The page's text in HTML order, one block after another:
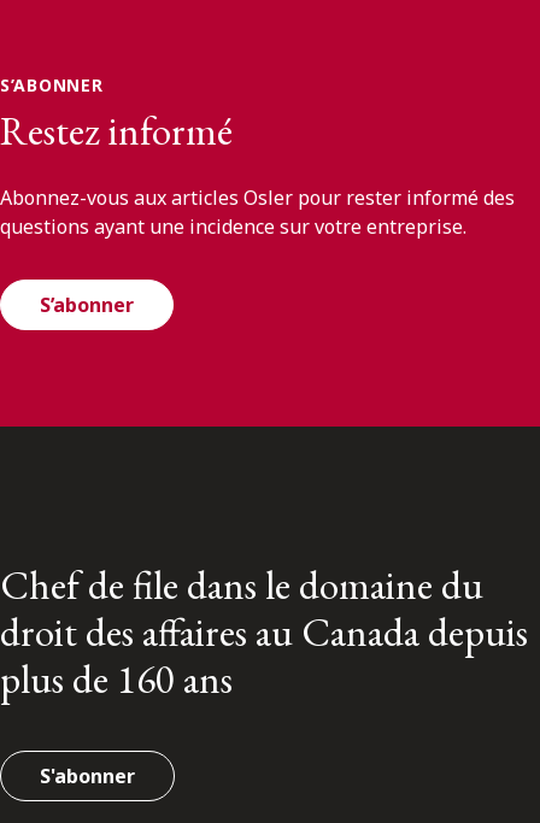
S’ABONNER
Restez informé
Abonnez-vous aux articles Osler pour rester informé des
questions ayant une incidence sur votre entreprise.
S’abonner
Chef de file dans le domaine du
droit des affaires au Canada depuis
plus de 160 ans
S'abonner